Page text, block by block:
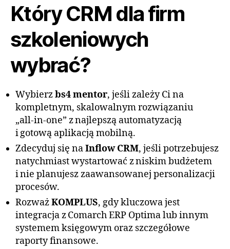
Który CRM dla firm
szkoleniowych
wybrać?
Wybierzbs4 mentor, jeśli zależy Ci na
kompletnym, skalowalnym rozwiązaniu
„all‑in‑one” z najlepszą automatyzacją
i gotową aplikacją mobilną.
Zdecyduj się naInflow CRM, jeśli potrzebujesz
natychmiast wystartować z niskim budżetem
i nie planujesz zaawansowanej personalizacji
procesów.
RozważKOMPLUS, gdy kluczowa jest
integracja z Comarch ERP Optima lub innym
systemem księgowym oraz szczegółowe
raporty finansowe.